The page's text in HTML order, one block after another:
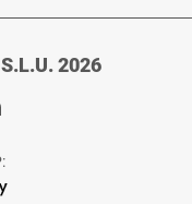
2026
Ir
de
La